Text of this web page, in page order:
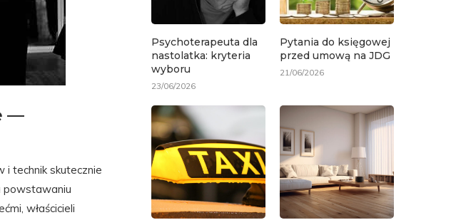
—
i technik skutecznie
powstawaniu
właścicieli
Psychoterapeuta dla
nastolatka: kryteria
wyboru
23/06/2026
Pytania do księgowej
przed umową na JDG
21/06/2026